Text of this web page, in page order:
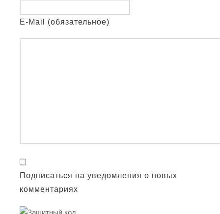
E-Mail (обязательное)
Подписаться на уведомления о новых
комментариях